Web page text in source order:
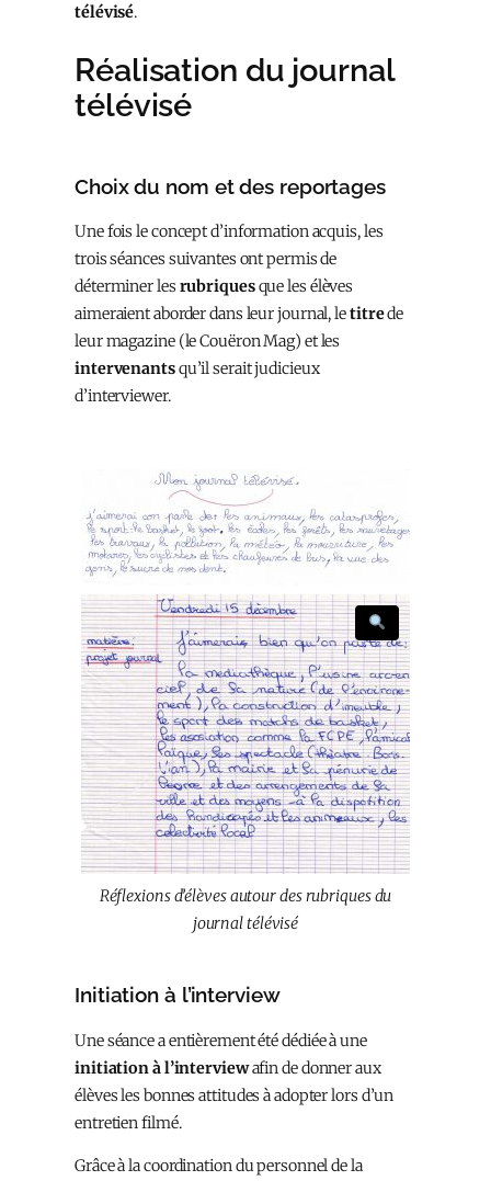
télévisé.
Réalisation du journal
télévisé
Choix du nom et des reportages
Une fois le concept d’information acquis, les
trois séances suivantes ont permis de
déterminer les rubriquesque les élèves
aimeraient aborder dans leur journal, letitrede
leur magazine (le Couëron Mag) et les
intervenantsqu’il serait judicieux
d’interviewer.
Réflexions d’élèves autour des rubriques du
journal télévisé
Initiation à l’interview
Une séance a entièrement été dédiée à une
initiation à l’interviewafin de donner aux
élèves les bonnes attitudes à adopter lors d’un
entretien filmé.
Grâce à la coordination du personnel de la